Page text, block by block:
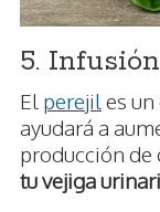
5.
El perejil es
ayudará a
producción de
tu vejiga